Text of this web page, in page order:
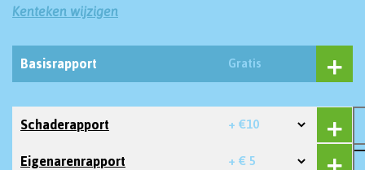
Kenteken wijzigen
Basisrapport Gratis
Schaderapport + €10
Eigenarenrapport + € 5